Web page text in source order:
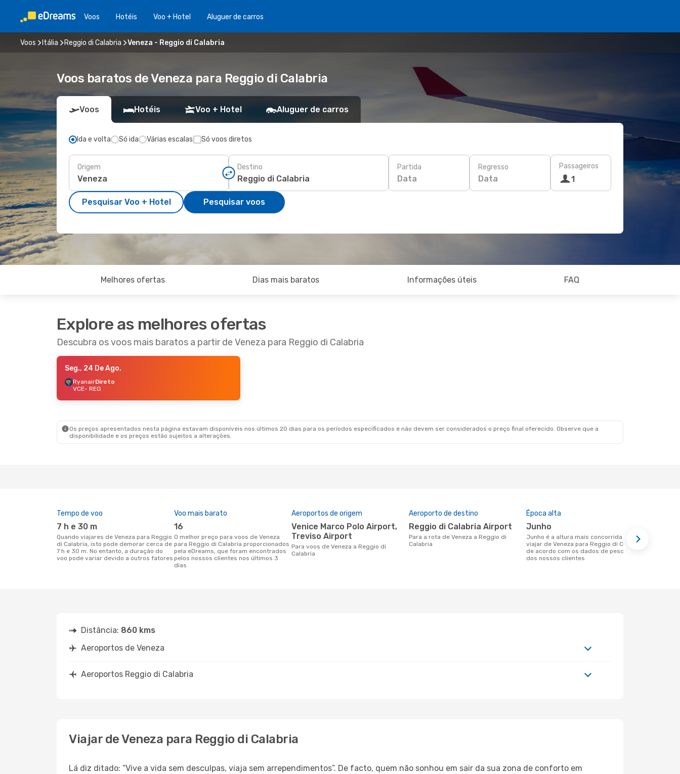
Voos Hotéis Voo + Hotel Aluguer de carros
Voos Itália Reggio di Calabria Veneza - Reggio di Calabria
Voos baratos de Veneza para Reggio di Calabria
Voos Hotéis Voo + Hotel Aluguer de carros
Ida e volta Só ida Várias escalas Só voos diretos
Origem Destino Partida
Data
Regresso
Data
Passageiros
1
Pesquisar Voo + Hotel Pesquisar voos
Melhores ofertas Dias mais baratos Informações úteis FAQ
Explore as melhores ofertas
Descubra os voos mais baratos a partir de Veneza para Reggio di Calabria
Seg., 24 De Ago.
RyanairDireto
VCE- REG
Os preços apresentados nesta página estavam disponíveis nos últimos 20 dias para os períodos especificados e não devem ser considerados o preço final oferecido. Observe que a
disponibilidade e os preços estão sujeitos a alterações.
Tempo de voo
7 h e 30 m
Quando viajares de Veneza para Reggio
di Calabria, isto pode demorar cerca de
7 h e 30 m. No entanto, a duração do
voo pode variar devido a outros fatores
Voo mais barato
16
O melhor preço para voos de Veneza
para Reggio di Calabria proporcionados
pela eDreams, que foram encontrados
pelos nossos clientes nos últimos 3
dias
Aeroportos de origem
Venice Marco Polo Airport,
Treviso Airport
Para voos de Veneza a Reggio di
Calabria
Aeroporto de destino
Reggio di Calabria Airport
Para a rota de Veneza a Reggio di
Calabria
Época alta
junho
junho é a altura mais concorrida para
viajar de Veneza para Reggio di Calabria
de acordo com os dados de pesquisa
dos nossos clientes
Distância: 860 kms
Aeroportos de Veneza
Aeroportos Reggio di Calabria
Viajar de Veneza para Reggio di Calabria
Lá diz ditado: “Vive a vida sem desculpas, viaja sem arrependimentos”. De facto, quem não sonhou em sair da sua zona de conforto em